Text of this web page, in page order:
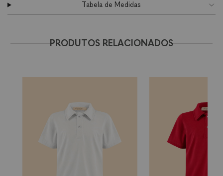
Tabela de Medidas
PRODUTOS RELACIONADOS